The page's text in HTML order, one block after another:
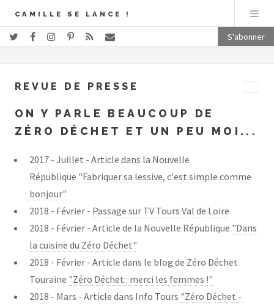
CAMILLE SE LANCE !
S'abonner
REVUE DE PRESSE
ON Y PARLE BEAUCOUP DE
ZÉRO DÉCHET ET UN PEU MOI...
2017 - Juillet - Article dans la Nouvelle
République "Fabriquer sa lessive, c'est simple comme
bonjour"
2018 - Février - Passage sur TV Tours Val de Loire
2018 - Février - Article de la Nouvelle République "Dans
la cuisine du Zéro Déchet"
2018 - Février - Article dans le blog de Zéro Déchet
Touraine "Zéro Déchet : merci les femmes !"
2018 - Mars - Article dans Info Tours "Zéro Déchet -